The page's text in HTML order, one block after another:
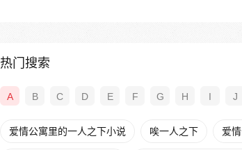
热门搜索
A B C D E F G H I J
爱情公寓里的一人之下小说 唉一人之下 爱